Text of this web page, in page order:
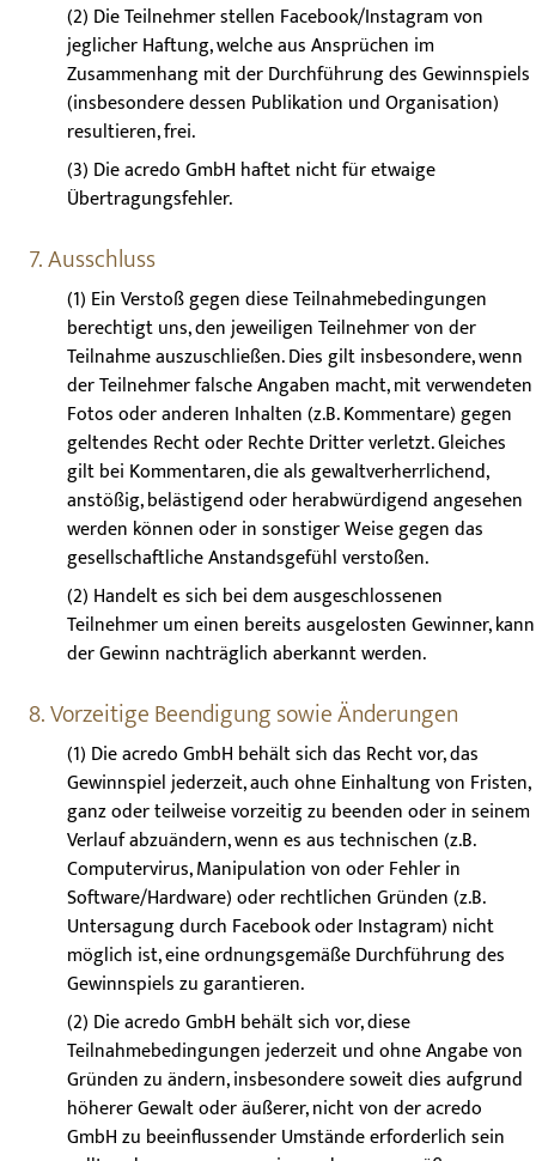
(2) Die Teilnehmer stellen Facebook/Instagram von
jeglicher Haftung, welche aus Ansprüchen im
Zusammenhang mit der Durchführung des Gewinnspiels
(insbesondere dessen Publikation und Organisation)
resultieren, frei.
(3) Die acredo GmbH haftet nicht für etwaige
Übertragungsfehler.
7. Ausschluss
(1) Ein Verstoß gegen diese Teilnahmebedingungen
berechtigt uns, den jeweiligen Teilnehmer von der
Teilnahme auszuschließen. Dies gilt insbesondere, wenn
der Teilnehmer falsche Angaben macht, mit verwendeten
Fotos oder anderen Inhalten (z.B. Kommentare) gegen
geltendes Recht oder Rechte Dritter verletzt. Gleiches
gilt bei Kommentaren, die als gewaltverherrlichend,
anstößig, belästigend oder herabwürdigend angesehen
werden können oder in sonstiger Weise gegen das
gesellschaftliche Anstandsgefühl verstoßen.
(2) Handelt es sich bei dem ausgeschlossenen
Teilnehmer um einen bereits ausgelosten Gewinner, kann
der Gewinn nachträglich aberkannt werden.
8. Vorzeitige Beendigung sowie Änderungen
(1) Die acredo GmbH behält sich das Recht vor, das
Gewinnspiel jederzeit, auch ohne Einhaltung von Fristen,
ganz oder teilweise vorzeitig zu beenden oder in seinem
Verlauf abzuändern, wenn es aus technischen (z.B.
Computervirus, Manipulation von oder Fehler in
Software/Hardware) oder rechtlichen Gründen (z.B.
Untersagung durch Facebook oder Instagram) nicht
möglich ist, eine ordnungsgemäße Durchführung des
Gewinnspiels zu garantieren.
(2) Die acredo GmbH behält sich vor, diese
Teilnahmebedingungen jederzeit und ohne Angabe von
Gründen zu ändern, insbesondere soweit dies aufgrund
höherer Gewalt oder äußerer, nicht von der acredo
GmbH zu beeinflussender Umstände erforderlich sein